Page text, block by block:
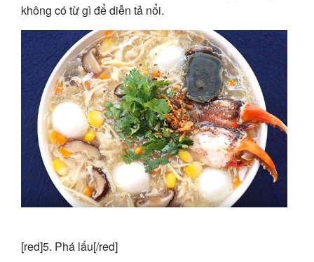
không có từ gì để diễn tả nổi.
[red]5. Phá lấu[/red]